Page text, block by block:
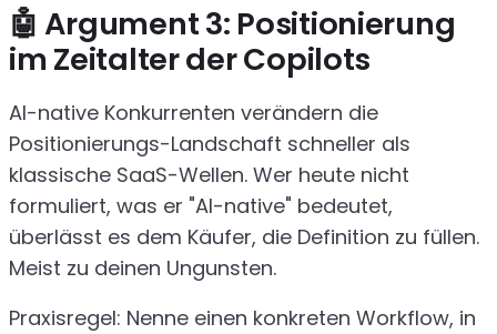
🤖 Argument 3: Positionierung
im Zeitalter der Copilots
AI-native Konkurrenten verändern die
Positionierungs-Landschaft schneller als
klassische SaaS-Wellen. Wer heute nicht
formuliert, was er "AI-native" bedeutet,
überlässt es dem Käufer, die Definition zu füllen.
Meist zu deinen Ungunsten.
Praxisregel: Nenne einen konkreten Workflow, in